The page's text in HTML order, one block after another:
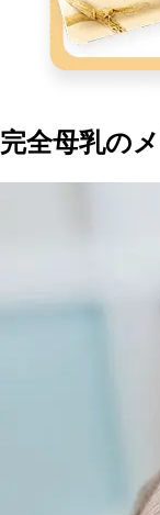
完全母乳の